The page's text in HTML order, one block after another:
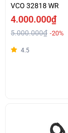
VCO 32818 WR
4.000.000₫
5.000.000₫ -20%
4.5